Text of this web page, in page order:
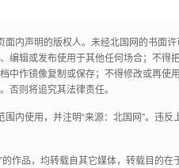
面内声明的版权人。未经北国网的书面
编辑或发布使用于其他任何场合；不得
中作镜像复制或保存；不得修改或再使
否则将追究其法律责任。
内使用，并注明“来源：北国网”。违
作品，均转载自其它媒体，转载目的